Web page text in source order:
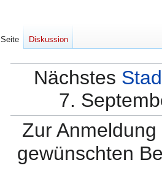
Nächstes
7.
Zur
gewünschten
Seite Diskussion